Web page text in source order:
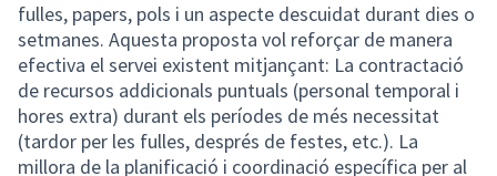
fulles, papers, pols i un aspecte descuidat durant dies o
setmanes. Aquesta proposta vol reforçar de manera
efectiva el servei existent mitjançant: La contractació
de recursos addicionals puntuals (personal temporal i
hores extra) durant els períodes de més necessitat
(tardor per les fulles, després de festes, etc.). La
millora de la planificació i coordinació específica per al